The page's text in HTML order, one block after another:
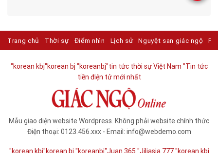
Trang chủ Thời sự Điểm nhìn Lịch sử Nguyệt san giác ngộ
"korean kbj​"korean bj "koreanbj​"tin tức thời sự Việt Nam "Tin tức
tiền điện tử mới nhất​
Mẫu giao diện website Wordpress. Không phải website chính thức
Điện thoại: 0123.456.xxx - Email: info@webdemo.com
"korean kbj​"korean bj "koreanbj​"Juan 365 "Jiliasia 777 "korean kbj